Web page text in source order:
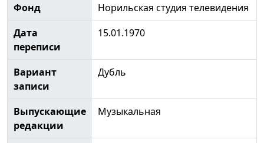
Фонд
Норильская студия телевидения
Дата
переписи
15.01.1970
Вариант
записи
Дубль
Выпускающие
редакции
Музыкальная